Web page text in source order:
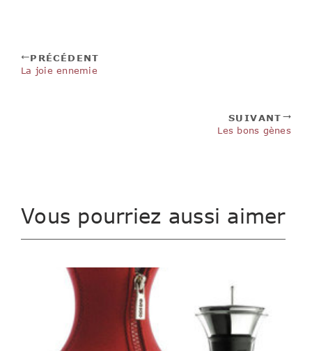
PRÉCÉDENT
La joie ennemie
SUIVANT
Les bons gènes
Vous pourriez aussi aimer